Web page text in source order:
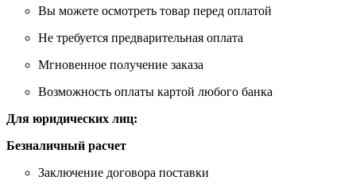
Вы можете осмотреть товар перед оплатой
Не требуется предварительная оплата
Мгновенное получение заказа
Возможность оплаты картой любого банка
Для юридических лиц:
Безналичный расчет
Заключение договора поставки